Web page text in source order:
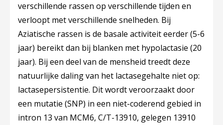
verschillende rassen op verschillende tijden en
verloopt met verschillende snelheden. Bij
Aziatische rassen is de basale activiteit eerder (5-6
jaar) bereikt dan bij blanken met hypolactasie (20
jaar). Bij een deel van de mensheid treedt deze
natuurlijke daling van het lactasegehalte niet op:
lactasepersistentie. Dit wordt veroorzaakt door
een mutatie (SNP) in een niet-coderend gebied in
intron 13 van MCM6, C/T-13910, gelegen 13910